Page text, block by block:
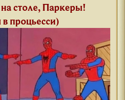
столе, Паркеры!
процьесси)